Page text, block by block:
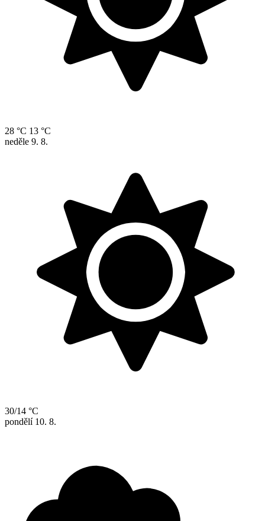
28 °C 13 °C
neděle 9. 8.
30/14 °C
pondělí 10. 8.